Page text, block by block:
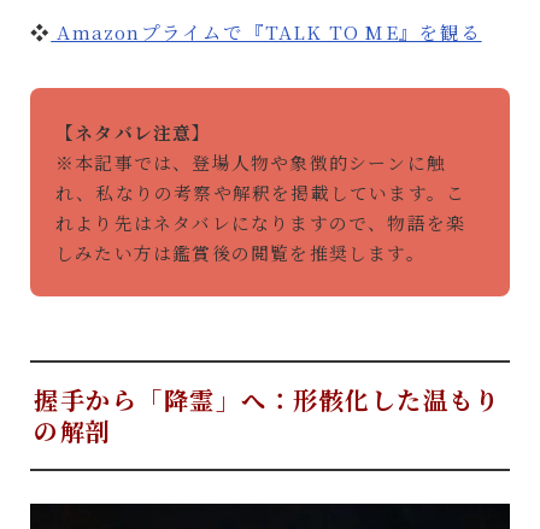
❖ Amazonプライムで『TALK TO ME』を観る
【ネタバレ注意】
※本記事では、登場人物や象徴的シーンに触
れ、私なりの考察や解釈を掲載しています。こ
れより先はネタバレになりますので、物語を楽
しみたい方は鑑賞後の閲覧を推奨します。
握手から「降霊」へ：形骸化した温もり
の解剖